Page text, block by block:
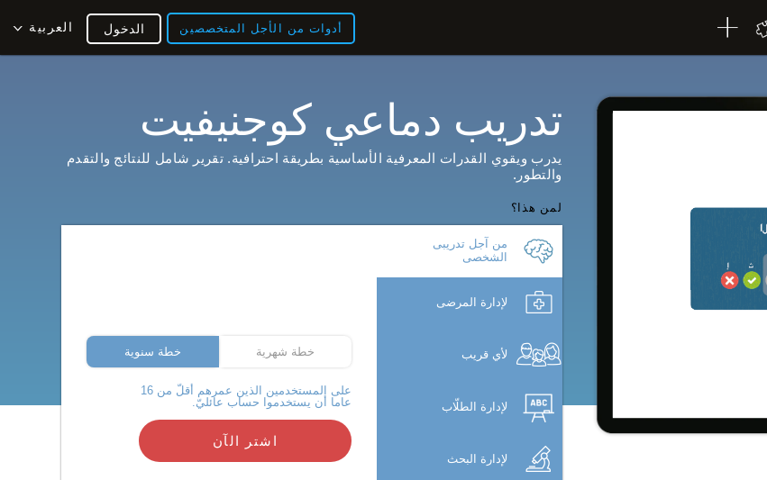
أدوات من الأجل المتخصصين العربية الدخول
تدريب دماعي كوجنيفيت
يدرب ويقوي القدرات المعرفية الأساسية بطريقة احترافية. تقرير شامل للنتائج والتقدم
والتطور.
لمن هذا؟
من آجل تدريبى
الشخصى
لإدارة المرضى
لأي قريب
لإدارة الطلّاب
لإدارة البحث
خطة شهرية خطة سنوية
على المستخدمين الذين عمرهم أقلّ من 16
عاما أن يستخدموا حساب عائليّ.
اشتر الآن